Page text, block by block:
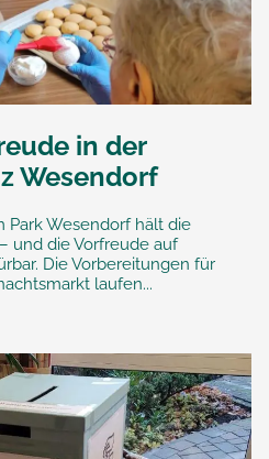
in der
Wesendorf
Park Wesendorf hält die
und die Vorfreude auf
Die Vorbereitungen für
laufen...